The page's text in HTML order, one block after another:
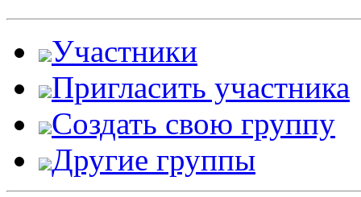
Участники
Пригласить участника
Создать свою группу
Другие группы